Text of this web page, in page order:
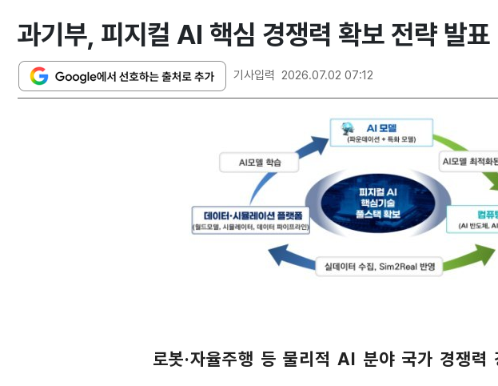
과기부, 피지컬 AI 핵심 경쟁력 확보 전략 발표
기사입력 2026.07.02 07:12
로봇·자율주행 등 물리적 AI 분야 국가 경쟁력